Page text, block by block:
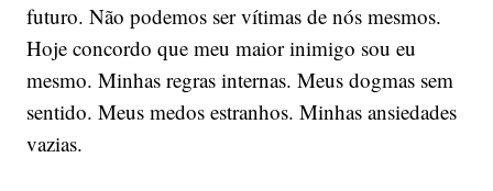
futuro. Não podemos ser vítimas de nós mesmos.
Hoje concordo que meu maior inimigo sou eu
mesmo. Minhas regras internas. Meus dogmas sem
sentido. Meus medos estranhos. Minhas ansiedades
vazias.